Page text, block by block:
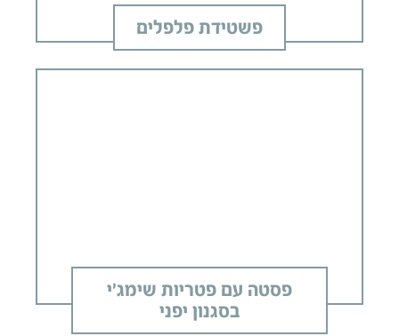
פשטידת פלפלים
פסטה עם פטריות שימג'י
בסגנון יפני